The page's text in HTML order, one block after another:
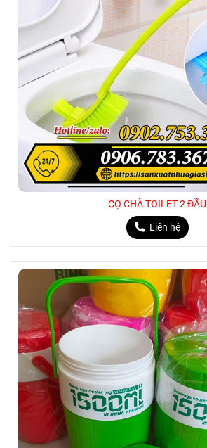
CỌ CHÀ TOILET 2 ĐẦU
Liên hệ